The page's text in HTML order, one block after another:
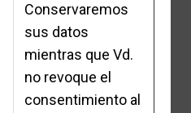
Conservaremos
sus datos
mientras que Vd.
no revoque el
consentimiento al